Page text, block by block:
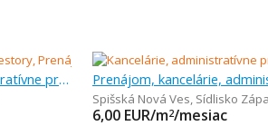
Prenájom, kancelárie, administratívne priestory, 90 m
Spišská Nová Ves, Sídlisko
6,00 EUR/m2/mesiac